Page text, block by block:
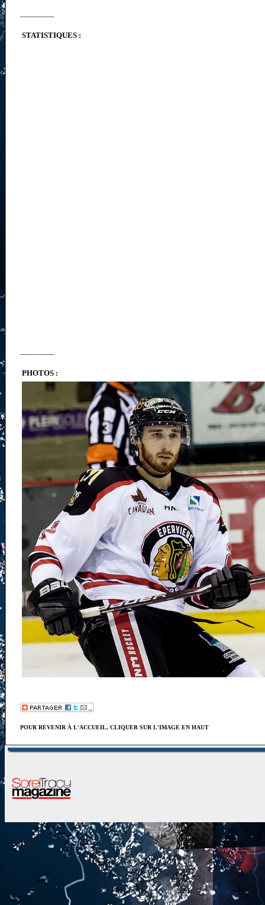
-------------------
STATISTIQUES :
-------------------
PHOTOS :
POUR REVENIR À L'ACCUEIL, CLIQUER SUR L'IMAGE EN HAUT